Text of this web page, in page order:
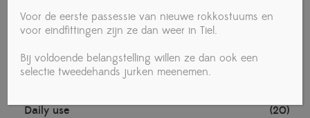
Vrouw
Accessories
Daily use (20)
Voor de eerste passessie van nieuwe rokkostuums en
voor eindfittingen zijn ze dan weer in Tiel.
Bij voldoende belangstelling willen ze dan ook een
selectie tweedehands jurken meenemen.